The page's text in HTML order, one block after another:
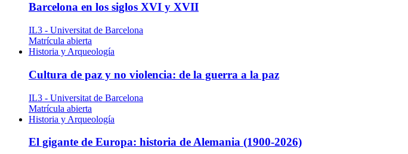
Barcelona en los siglos XVI y XVII
IL3 - Universitat de Barcelona
Matrícula abierta
Historia y Arqueología
Cultura de paz y no violencia: de la guerra a la paz
IL3 - Universitat de Barcelona
Matrícula abierta
Historia y Arqueología
El gigante de Europa: historia de Alemania (1900-2026)